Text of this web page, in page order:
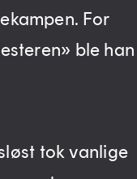
For
ble han
tok vanlige